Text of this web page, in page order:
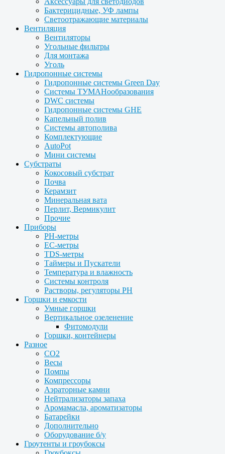
Бактерицидные, УФ лампы
Светоотражающие материалы
Вентиляция
Вентиляторы
Угольные фильтры
Для монтажа
Уголь
Гидропонные системы
Гидропонные системы Green Day
Системы ТУМАНообразования
DWC системы
Гидропонные системы GHE
Капельный полив
Системы автополива
Комплектующие
AutoPot
Мини системы
Субстраты
Кокосовый субстрат
Почва
Керамзит
Минеральная вата
Перлит, Вермикулит
Прочие
Приборы
PH-метры
EC-метры
TDS-метры
Таймеры и Пускатели
Температура и влажность
Системы контроля
Растворы, регуляторы PH
Горшки и емкости
Умные горшки
Вертикальное озеленение
Фитомодули
Горшки, контейнеры
Разное
CO2
Весы
Помпы
Компрессоры
Аэраторные камни
Нейтрализаторы запаха
Аромамасла, ароматизаторы
Батарейки
Дополнительно
Оборудование б/у
Гроутенты и гроубоксы